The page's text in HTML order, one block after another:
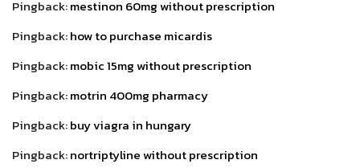
Pingback:mestinon 60mg without prescription
Pingback:how to purchase micardis
Pingback:mobic 15mg without prescription
Pingback:motrin 400mg pharmacy
Pingback:buy viagra in hungary
Pingback:nortriptyline without prescription